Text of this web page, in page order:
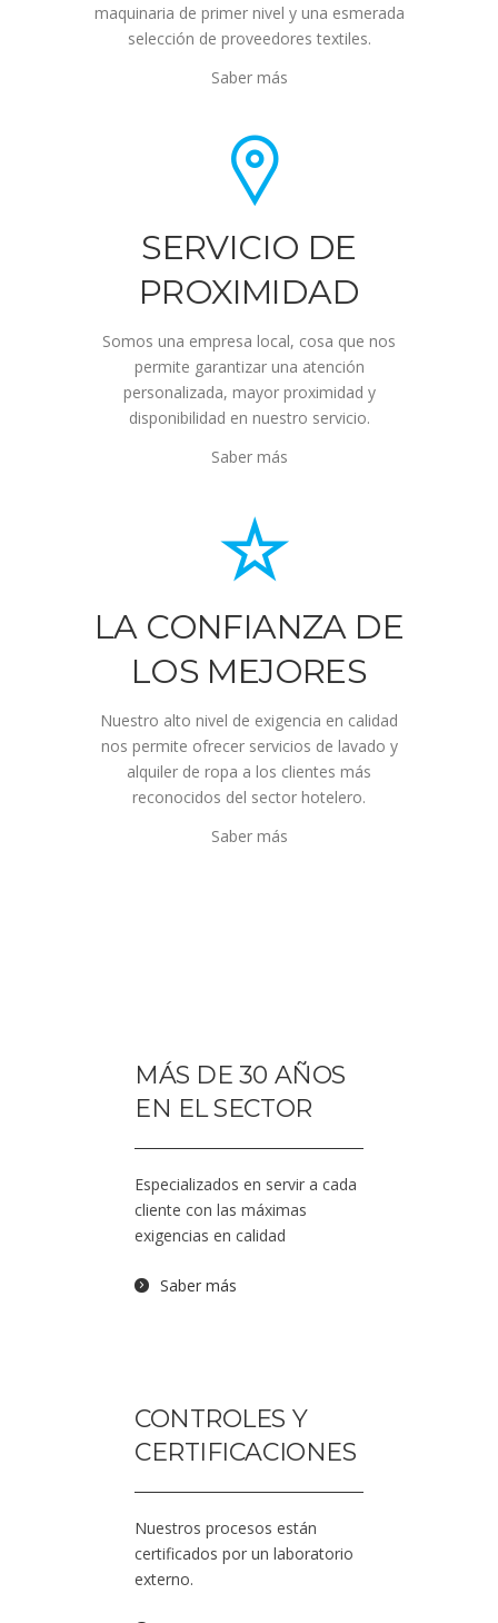
maquinaria de primer nivel y una esmerada
selección de proveedores textiles.
Saber más
SERVICIO DE
PROXIMIDAD
Somos una empresa local, cosa que nos
permite garantizar una atención
personalizada, mayor proximidad y
disponibilidad en nuestro servicio.
Saber más
LA CONFIANZA DE
LOS MEJORES
Nuestro alto nivel de exigencia en calidad
nos permite ofrecer servicios de lavado y
alquiler de ropa a los clientes más
reconocidos del sector hotelero.
Saber más
MÁS DE 30 AÑOS
EN EL SECTOR
Especializados en servir a cada
cliente con las máximas
exigencias en calidad
Saber más
CONTROLES Y
CERTIFICACIONES
Nuestros procesos están
certificados por un laboratorio
externo.